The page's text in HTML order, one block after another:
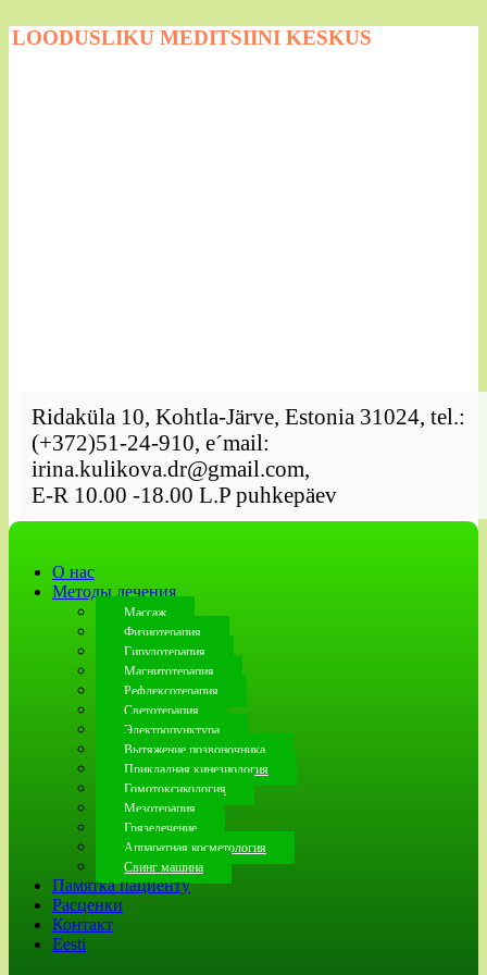
LOODUSLIKU MEDITSIINI KESKUS
Ridaküla 10, Kohtla-Järve, Estonia 31024, tel.:
(+372)51-24-910, e´mail:
irina.kulikova.dr@gmail.com,
E-R 10.00 -18.00 L.P puhkepäev
О нас
Методы лечения
Массаж
Физиотерапия
Гирудотерапия
Магнитотерапия
Рефлексотерапия
Светотерапия
Электропунктура
Вытяжение позвоночника
Прикладная кинезиология
Гомотоксикология
Мезотерапия
Грязелечение
Аппаратная косметология
Свинг машина
Памятка пациенту
Расценки
Контакт
Eesti